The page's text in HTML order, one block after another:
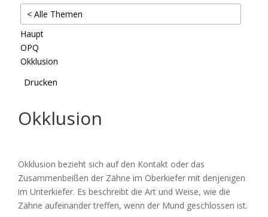
< Alle Themen
Haupt
OPQ
Okklusion
Drucken
Okklusion
Okklusion bezieht sich auf den Kontakt oder das
Zusammenbeißen der Zähne im Oberkiefer mit denjenigen
im Unterkiefer. Es beschreibt die Art und Weise, wie die
Zähne aufeinander treffen, wenn der Mund geschlossen ist.